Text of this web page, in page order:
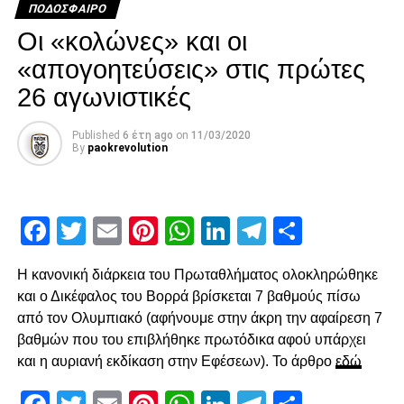
ο ΠΑΟΚ να γίνει πιο ουσιαστικός στις επιθέσεις του από
τον άξονα. Η πρώτη τελική στην επανάληψη ήρθε στο 54′,
με άστοχο σουτ του Σάστρε εκτός περιοχής, πριν στο 58′ ο
Ότο χάσει σπουδαία ευκαιρία με πλασέ από την μικρή
περιοχή.
Ο Κοτάρσκι «έσωσε» τον Καμαρά
ο Λαχούντ βγήκε απέναντι από τον Κοτάρσκι, αλλά ο
καταγράφηκε στο 78’, με γύρισμα του Ζίβκοβιτς στην
καρδιά της περιοχής και επέμβαση του Τσάβες προ του
επερχόμενου Τισουντάλι.
Facebook
Twitter
EmailPinterest
WhatsApp
LinkedIn
ΠΟΔΌΣΦΑΙΡΟ
Οι «κολώνες» και οι
«απογοητεύσεις» στις πρώτες
26 αγωνιστικές
Published 6 έτη ago on 11/03/2020
By paokrevolution
Facebook
Twitter
EmailPinterest
WhatsApp
LinkedInTelegram
Η κανονική διάρκεια του Πρωταθλήματος ολοκληρώθηκε
και ο Δικέφαλος του Βορρά βρίσκεται 7 βαθμούς πίσω
από τον Ολυμπιακό (αφήνουμε στην άκρη την αφαίρεση 7
βαθμών που του επιβλήθηκε πρωτόδικα αφού υπάρχει
και η αυριανή εκδίκαση στην Εφέσεων). Το άρθρο εδώ